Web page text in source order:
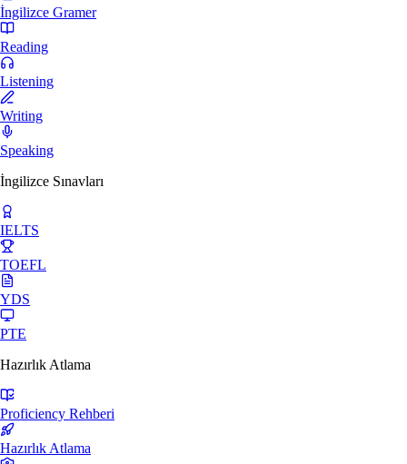
İngilizce Gramer
Reading
Listening
Writing
Speaking
İngilizce Sınavları
IELTS
TOEFL
YDS
PTE
Hazırlık Atlama
Proficiency Rehberi
Hazırlık Atlama